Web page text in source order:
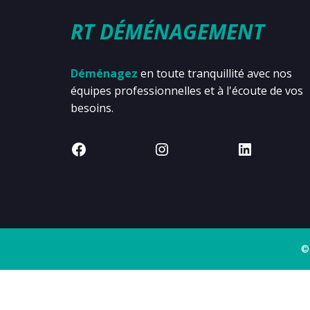
RT DÉMÉNAGEMENT
Déménagez en toute tranquillité avec nos
équipes professionnelles et à l'écoute de vos
besoins.
©